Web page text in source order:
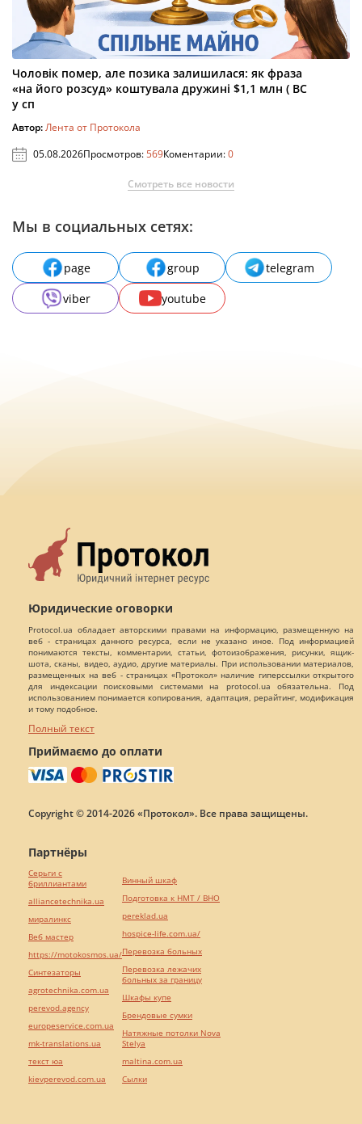
Чоловік помер, але позика залишилася: як фраза
«на його розсуд» коштувала дружині $1,1 млн ( ВС
у сп
Автор:Лента от Протокола
05.08.2026Просмотров:569Коментарии:0
Смотреть все новости
Мы в социальных сетях:
page group
telegram
viber
youtube
Юридические оговорки
Protocol.ua обладает авторскими правами на информацию, размещенную на
веб - страницах данного ресурса, если не указано иное. Под информацией
понимаются тексты, комментарии, статьи, фотоизображения, рисунки, ящик-
шота, сканы, видео, аудио, другие материалы. При использовании материалов,
размещенных на веб - страницах «Протокол» наличие гиперссылки открытого
для индексации поисковыми системами на protocol.ua обязательна. Под
использованием понимается копирования, адаптация, рерайтинг, модификация
и тому подобное.
Полный текст
Приймаємо до оплати
Copyright © 2014-2026 «Протокол». Все права защищены.
Партнёры
Серьги с
бриллиантами
alliancetechnika.ua
миралинкс
Веб мастер
https://motokosmos.ua/
Синтезаторы
agrotechnika.com.ua
perevod.agency
europeservice.com.ua
mk-translations.ua
текст юа
kievperevod.com.ua
Винный шкаф
Подготовка к НМТ / ВНО
pereklad.ua
hospice-life.com.ua/
Перевозка больных
Перевозка лежачих
больных за границу
Шкафы купе
Брендовые сумки
Натяжные потолки Nova
Stelya
maltina.com.ua
Cылки